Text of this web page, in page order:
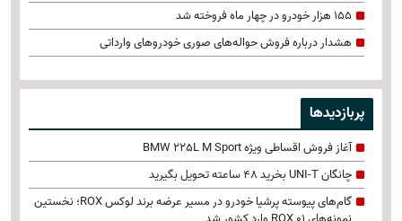
155 هزار خودرو در چهار ماه فروخته شد
هشدار درباره فروش حواله‌های صوری خودروهای وارداتی
پربازدیدها
آغاز فروش اقساطی ویژه BMW 225L M Sport
چانگان UNI-T بخرید 48 ساعته تحویل بگیرید
گام‌های پیوسته پرشیا خودرو در مسیر عرضه برند لوکس ROX؛ نخستین